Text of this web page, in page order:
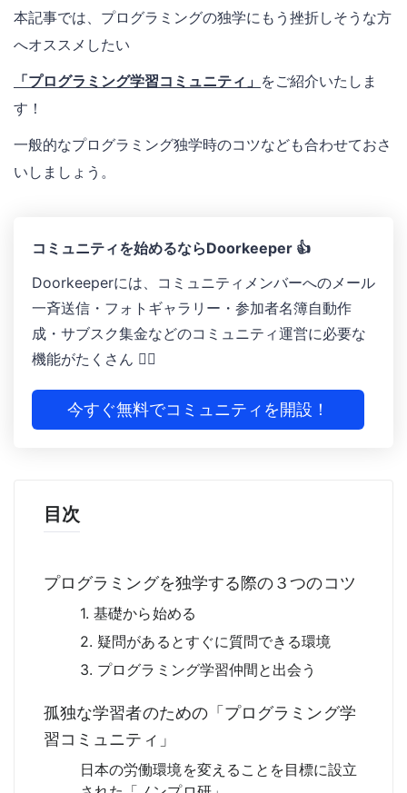
本記事では、プログラミングの独学にもう挫折しそうな方
へオススメしたい
「プログラミング学習コミュニティ」 をご紹介いたしま
す！
一般的なプログラミング独学時のコツなども合わせておさ
いしましょう。
コミュニティを始めるならDoorkeeper 👍
Doorkeeperには、コミュニティメンバーへのメール
一斉送信・フォトギャラリー ・参加者名簿自動作
成 ・サブスク集金などのコミュニティ運営に必要な
機能がたくさん 🙆‍♀️
今すぐ無料でコミュニティを開設！
目次
プログラミングを独学する際の３つのコツ
1. 基礎から始める
2. 疑問があるとすぐに質問できる環境
3. プログラミング学習仲間と出会う
孤独な学習者のための「プログラミング学
習コミュニティ」
日本の労働環境を変えることを目標に設立